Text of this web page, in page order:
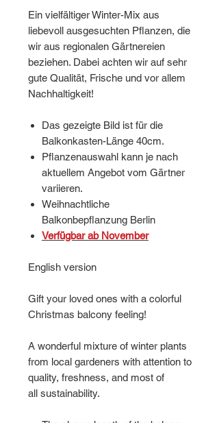
Ein vielfältiger Winter-Mix aus
liebevoll ausgesuchten Pflanzen, die
wir aus regionalen Gärtnereien
beziehen. Dabei achten wir auf sehr
gute Qualität, Frische und vor allem
Nachhaltigkeit!
Das gezeigte Bild ist für die
Balkonkasten-Länge 40cm.
Pflanzenauswahl kann je nach
aktuellem Angebot vom Gärtner
variieren.
Weihnachtliche
Balkonbepflanzung Berlin
Verfügbar ab November
English version
Gift your loved ones with a colorful
Christmas balcony feeling!
A wonderful mixture of winter plants
from local gardeners with attention to
quality, freshness, and most of
all sustainability.